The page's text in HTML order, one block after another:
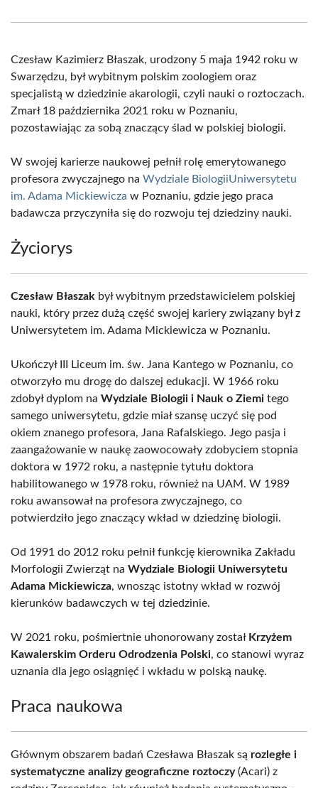
(Twitter)
Czesław Kazimierz Błaszak, urodzony 5 maja 1942 roku w
Swarzędzu, był wybitnym polskim zoologiem oraz
specjalistą w dziedzinie akarologii, czyli nauki o roztoczach.
Zmarł 18 października 2021 roku w Poznaniu,
pozostawiając za sobą znaczący ślad w polskiej biologii.
W swojej karierze naukowej pełnił rolę emerytowanego
profesora zwyczajnego na Wydziale BiologiiUniwersytetu
im. Adama Mickiewicza w Poznaniu, gdzie jego praca
badawcza przyczyniła się do rozwoju tej dziedziny nauki.
Życiorys
Czesław Błaszak był wybitnym przedstawicielem polskiej
nauki, który przez dużą część swojej kariery związany był z
Uniwersytetem im. Adama Mickiewicza w Poznaniu.
Ukończył III Liceum im. św. Jana Kantego w Poznaniu, co
otworzyło mu drogę do dalszej edukacji. W 1966 roku
zdobył dyplom na Wydziale Biologii i Nauk o Ziemi tego
samego uniwersytetu, gdzie miał szansę uczyć się pod
okiem znanego profesora, Jana Rafalskiego. Jego pasja i
zaangażowanie w naukę zaowocowały zdobyciem stopnia
doktora w 1972 roku, a następnie tytułu doktora
habilitowanego w 1978 roku, również na UAM. W 1989
roku awansował na profesora zwyczajnego, co
potwierdziło jego znaczący wkład w dziedzinę biologii.
Od 1991 do 2012 roku pełnił funkcję kierownika Zakładu
Morfologii Zwierząt na Wydziale Biologii Uniwersytetu
Adama Mickiewicza, wnosząc istotny wkład w rozwój
kierunków badawczych w tej dziedzinie.
W 2021 roku, pośmiertnie uhonorowany został Krzyżem
Kawalerskim Orderu Odrodzenia Polski, co stanowi wyraz
uznania dla jego osiągnięć i wkładu w polską naukę.
Praca naukowa
Głównym obszarem badań Czesława Błaszak są rozległe i
systematyczne analizy geograficzne roztoczy(Acari) z